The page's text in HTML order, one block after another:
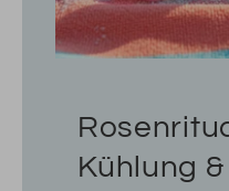
Kühlung